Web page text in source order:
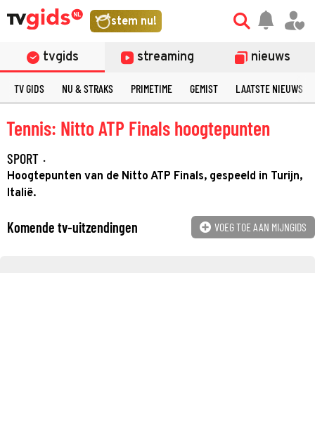
stem nu!
tvgids streaming nieuws
TV GIDS NU & STRAKS PRIMETIME GEMIST LAATSTE NIEUWS
Tennis: Nitto ATP Finals hoogtepunten
SPORT ·
Hoogtepunten van de Nitto ATP Finals, gespeeld in Turijn,
Italië.
Komende tv-uitzendingen VOEG TOE AAN MIJNGIDS